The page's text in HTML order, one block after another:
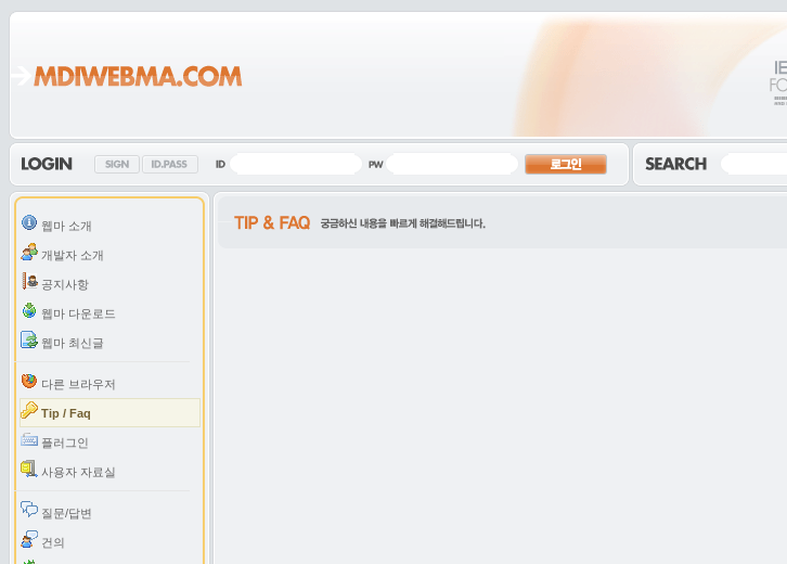
웹마 소개
개발자 소개
공지사항
웹마 다운로드
웹마 최신글
다른 브라우저
Tip / Faq
플러그인
사용자 자료실
질문/답변
건의